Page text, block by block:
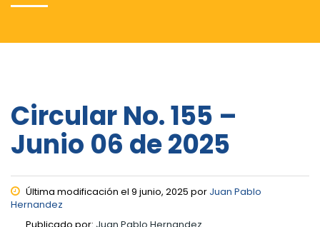
Circular No. 155 –
Junio 06 de 2025
Última modificación el 9 junio, 2025 por Juan Pablo
Hernandez